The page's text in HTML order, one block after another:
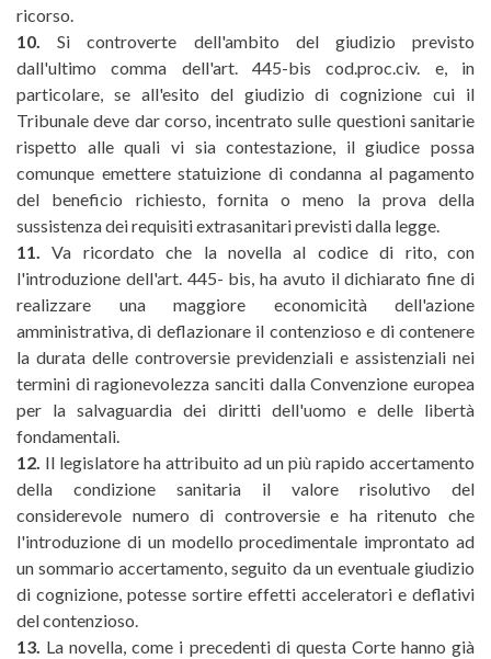
ricorso.
10. Si controverte dell'ambito del giudizio previsto
dall'ultimo comma dell'art. 445-bis cod.proc.civ. e, in
particolare, se all'esito del giudizio di cognizione cui il
Tribunale deve dar corso, incentrato sulle questioni sanitarie
rispetto alle quali vi sia contestazione, il giudice possa
comunque emettere statuizione di condanna al pagamento
del beneficio richiesto, fornita o meno la prova della
sussistenza dei requisiti extrasanitari previsti dalla legge.
11. Va ricordato che la novella al codice di rito, con
l'introduzione dell'art. 445- bis, ha avuto il dichiarato fine di
realizzare una maggiore economicità dell'azione
amministrativa, di deflazionare il contenzioso e di contenere
la durata delle controversie previdenziali e assistenziali nei
termini di ragionevolezza sanciti dalla Convenzione europea
per la salvaguardia dei diritti dell'uomo e delle libertà
fondamentali.
12. Il legislatore ha attribuito ad un più rapido accertamento
della condizione sanitaria il valore risolutivo del
considerevole numero di controversie e ha ritenuto che
l'introduzione di un modello procedimentale improntato ad
un sommario accertamento, seguito da un eventuale giudizio
di cognizione, potesse sortire effetti acceleratori e deflativi
del contenzioso.
13. La novella, come i precedenti di questa Corte hanno già